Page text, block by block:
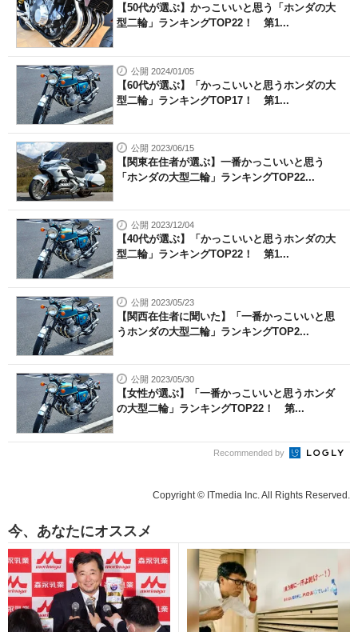
【50代が選ぶ】かっこいいと思う「ホンダの大
型二輪」ランキングTOP22！ 第1...
公開 2024/01/05
【60代が選ぶ】「かっこいいと思うホンダの大
型二輪」ランキングTOP17！ 第1...
公開 2023/06/15
【関東在住者が選ぶ】一番かっこいいと思う
「ホンダの大型二輪」ランキングTOP22...
公開 2023/12/04
【40代が選ぶ】「かっこいいと思うホンダの大
型二輪」ランキングTOP22！ 第1...
公開 2023/05/23
【関西在住者に聞いた】「一番かっこいいと思
うホンダの大型二輪」ランキングTOP2...
公開 2023/05/30
【女性が選ぶ】「一番かっこいいと思うホンダ
の大型二輪」ランキングTOP22！ 第...
Recommended by
Copyright © ITmedia Inc. All Rights Reserved.
今、あなたにオススメ